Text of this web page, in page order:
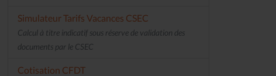
Simulateur Tarifs Vacances CSEC
Calcul à titre indicatif sous réserve de validation des
documents par le CSEC
Cotisation CFDT